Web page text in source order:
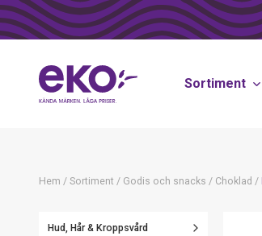
Sortiment
Hem / Sortiment / Godis och snacks / Choklad /
Hud, Hår & Kroppsvård